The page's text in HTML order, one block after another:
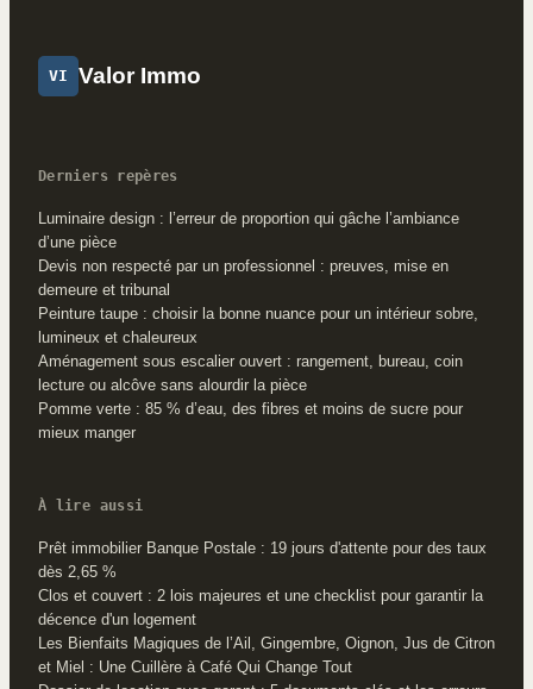
VI Valor Immo
Derniers repères
Luminaire design : l’erreur de proportion qui gâche l’ambiance
d’une pièce
Devis non respecté par un professionnel : preuves, mise en
demeure et tribunal
Peinture taupe : choisir la bonne nuance pour un intérieur sobre,
lumineux et chaleureux
Aménagement sous escalier ouvert : rangement, bureau, coin
lecture ou alcôve sans alourdir la pièce
Pomme verte : 85 % d’eau, des fibres et moins de sucre pour
mieux manger
À lire aussi
Prêt immobilier Banque Postale : 19 jours d'attente pour des taux
dès 2,65 %
Clos et couvert : 2 lois majeures et une checklist pour garantir la
décence d'un logement
Les Bienfaits Magiques de l’Ail, Gingembre, Oignon, Jus de Citron
et Miel : Une Cuillère à Café Qui Change Tout